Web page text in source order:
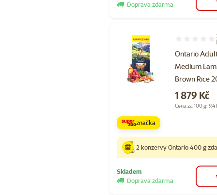
Doprava zdarma
Ontario
Medium
Brown Rice
Hodnocení
Cena
1 879 Kč
Cena za 100 g: 9,4
značka
2 konzervy Ontario 400 g
Skladem
Doprava zdarma